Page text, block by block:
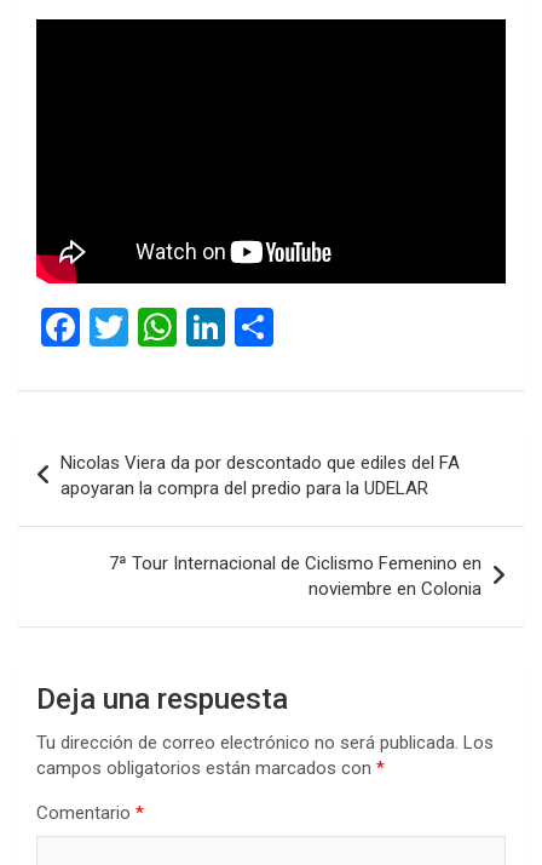
F
ce
b
o
o
T
tt
er
W
at
s
A
p
p
Li
ke
dI
n
m
ar
tir
de
entradas
Nicolas Viera da por descontado que ediles del FA
apoyaran la compra del predio para la UDELAR
7ª Tour Internacional de Ciclismo Femenino en
noviembre en Colonia
Deja una respuesta
Tu dirección de correo electrónico no será publicada. Los
campos obligatorios están marcados con *
Comentario *